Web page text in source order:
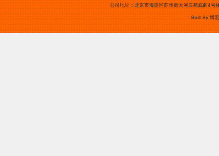
公司地址：北京市海淀区苏州街大河庄苑底商4
Built By 博